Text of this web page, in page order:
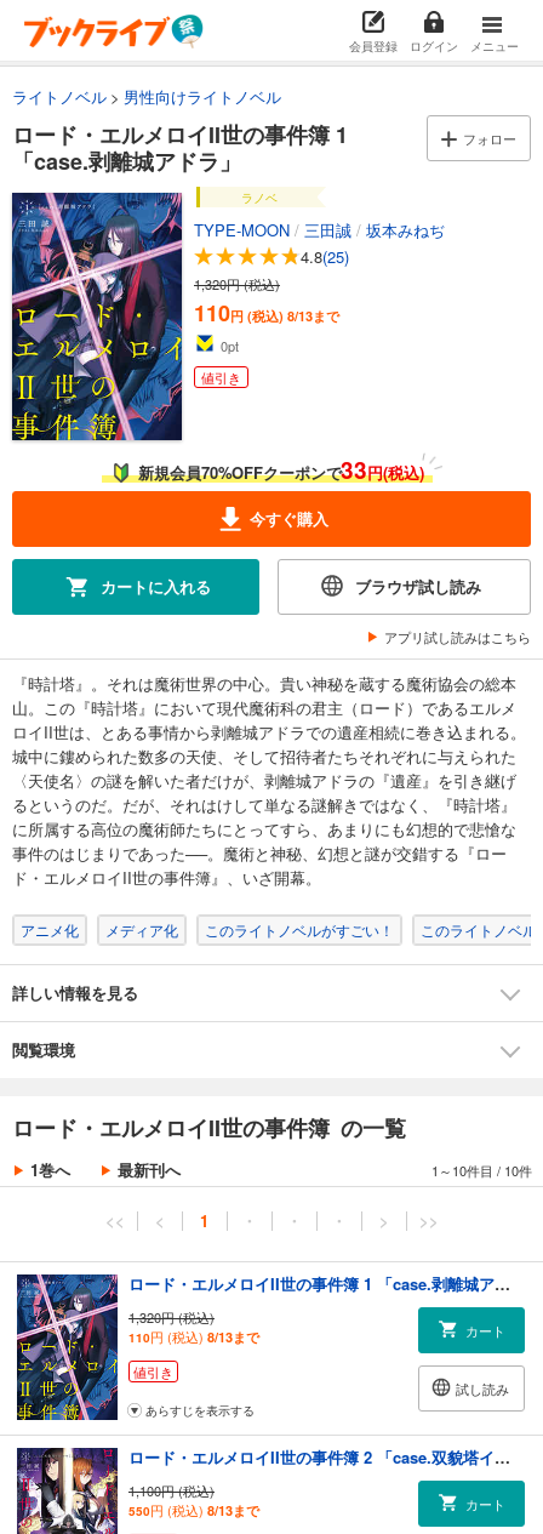
会員登録 ログイン メニュー
ライトノベル 男性向けライトノベル
ロード・エルメロイII世の事件簿 1
「case.剥離城アドラ」
フォロー
ラノベ
TYPE-MOON / 三田誠 / 坂本みねぢ
4.8(25)
1,320円 (税込)
110円 (税込) 8/13まで
0pt
値引き
新規会員70%OFFクーポンで33円(税込)
今すぐ購入
カートに入れる ブラウザ試し読み
アプリ試し読みはこちら
『時計塔』。それは魔術世界の中心。貴い神秘を蔵する魔術協会の総本
山。この『時計塔』において現代魔術科の君主（ロード）であるエルメ
ロイII世は、とある事情から剥離城アドラでの遺産相続に巻き込まれる。
城中に鏤められた数多の天使、そして招待者たちそれぞれに与えられた
〈天使名〉の謎を解いた者だけが、剥離城アドラの『遺産』を引き継げ
るというのだ。だが、それはけして単なる謎解きではなく、『時計塔』
に所属する高位の魔術師たちにとってすら、あまりにも幻想的で悲愴な
事件のはじまりであった──。魔術と神秘、幻想と謎が交錯する『ロー
ド・エルメロイII世の事件簿』、いざ開幕。
アニメ化 メディア化 このライトノベルがすごい！ このライトノベ
詳しい情報を見る
閲覧環境
ロード・エルメロイII世の事件簿 の一覧
1巻へ 最新刊へ 1～10件目 / 10件
<< < 1 ・ ・ ・ > >>
ロード・エルメロイII世の事件簿 1 「case.剥離城アドラ」
1,320円 (税込)
110円 (税込) 8/13まで
値引き
カート
試し読み
あらすじを表示する
ロード・エルメロイII世の事件簿 2 「case.双貌塔イゼルマ(上)」
1,100円 (税込)
550円 (税込) 8/13まで カート